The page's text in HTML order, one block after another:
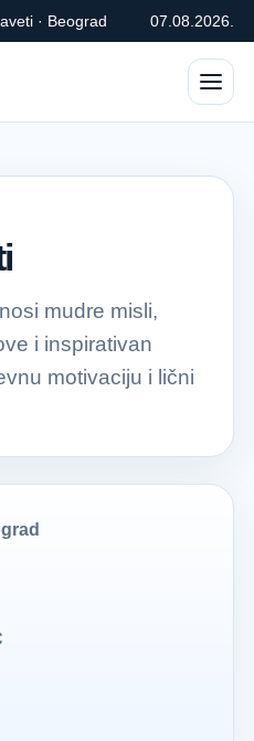
· Beograd 07.08.2026.
mudre misli,
i inspirativan
motivaciju i lični